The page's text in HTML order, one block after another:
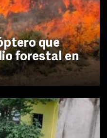
que
forestal en